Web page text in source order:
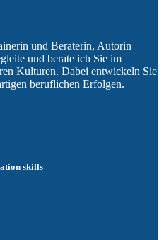
und Beraterin, Autorin
und berate ich Sie im
Kulturen. Dabei entwickeln Sie
beruflichen Erfolgen.
skills